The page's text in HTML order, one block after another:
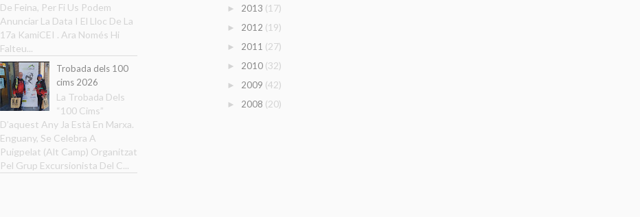
De Feina, Per Fi Us Podem
Anunciar La Data I El Lloc De La
17a KamiCEI . Ara Només Hi
Falteu...
Trobada dels 100
cims 2026
La Trobada Dels
“100 Cims”
D’aquest Any Ja Està En Marxa.
Enguany, Se Celebra A
Puigpelat (Alt Camp) Organitzat
Pel Grup Excursionista Del C...
► 2013 (17)
► 2012 (19)
► 2011 (27)
► 2010 (32)
► 2009 (42)
► 2008 (20)